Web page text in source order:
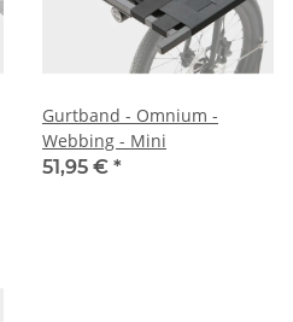
Gurtband - Omnium -
Webbing - Mini
51,95 € *